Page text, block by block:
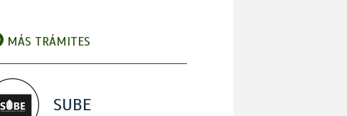
MÁS TRÁMITES
SUBE